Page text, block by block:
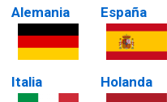
Alemania
Italia
España
Holanda